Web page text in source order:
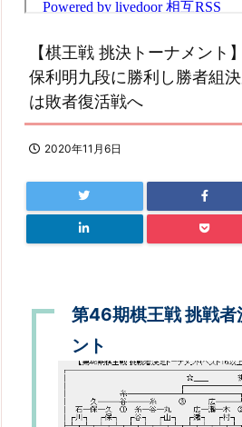
【棋王戦 挑決トーナメント
保利明九段に勝利し勝者組
は敗者復活戦へ
2020年11月6日
第46期棋王戦 挑戦者
ント